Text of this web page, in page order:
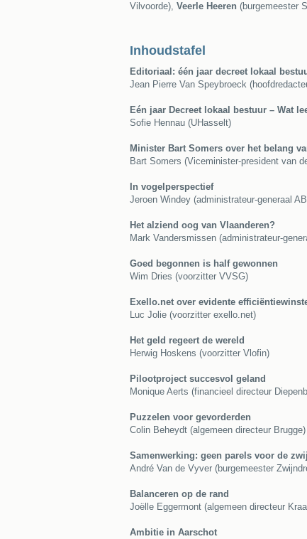
Vilvoorde), Veerle Heeren (burgemeester
Inhoudstafel
Editoriaal: één jaar decreet lokaal
Jean Pierre Van Speybroeck
Eén jaar Decreet lokaal bestuur – Wat
Sofie Hennau (UHasselt)
Minister Bart Somers over het belang
Bart Somers (Viceminister-president van
In vogelperspectief
Jeroen Windey (administrateur-generaal
Het alziend oog van Vlaanderen?
Mark Vandersmissen (administrateur-
Goed begonnen is half gewonnen
Wim Dries (voorzitter VVSG)
Exello.net over evidente
Luc Jolie (voorzitter exello.net)
Het geld regeert de wereld
Herwig Hoskens (voorzitter Vlofin)
Pilootproject succesvol geland
Monique Aerts (financieel directeur
Puzzelen voor gevorderden
Colin Beheydt (algemeen directeur Brugge)
Samenwerking: geen parels voor de
André Van de Vyver (burgemeester
Balanceren op de rand
Joëlle Eggermont (algemeen directeur
Ambitie in Aarschot